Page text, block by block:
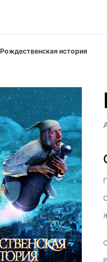
Рождественская история